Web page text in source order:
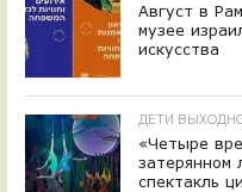
Август в
музее
искусства
ДЕТИ
«Четыре
затерянном
спектакль